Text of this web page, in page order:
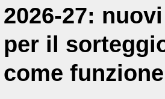
2026-27:
per il
come